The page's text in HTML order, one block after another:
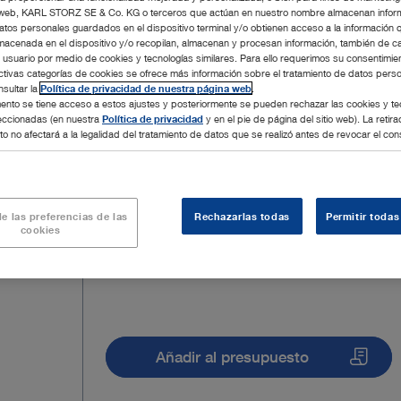
Añadir al presupuesto
KARL STORZ SE & Co. KG o terceros que actúan en nuestro nombre almacenan
personales guardados en el dispositivo terminal y/o obtienen acceso a la información
en el dispositivo y/o recopilan, almacenan y procesan información, también de
por medio de cookies y tecnologías similares. Para ello requerimos su
categorías de cookies se ofrece más información sobre el tratamiento de datos
la Política de privacidad de nuestra página web
se tiene acceso a estos ajustes y posteriormente se pueden rechazar las cookies y
(en nuestra Política de privacidad y en el pie de página del sitio web). La
no afectará a la legalidad del tratamiento de datos que se realizó antes de revocar el
las preferencias de las
cookies
Rechazarlas todas Permitir